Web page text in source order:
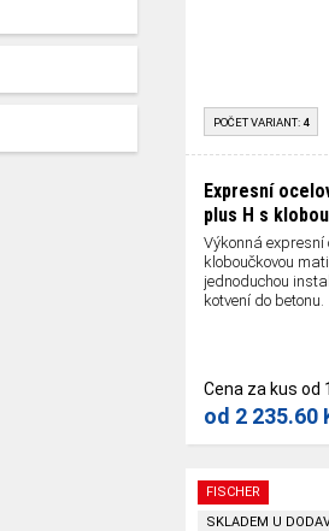
POČET VARIANT:4
Expresní
plus H s
Výkonná expresní
kloboučkovou
jednoduchou
kotvení do betonu.
Cena za kus od
od 2 235.60
FISCHER
SKLADEM U